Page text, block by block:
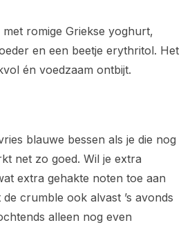
romige Griekse yoghurt,
en een beetje erythritol. Het
én voedzaam ontbijt.
blauwe bessen als je die nog
net zo goed. Wil je extra
extra gehakte noten toe aan
crumble ook alvast ’s avonds
alleen nog even